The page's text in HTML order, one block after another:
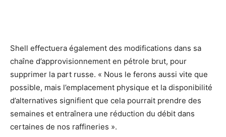
Shell effectuera également des modifications dans sa
chaîne d’approvisionnement en pétrole brut, pour
supprimer la part russe. « Nous le ferons aussi vite que
possible, mais l’emplacement physique et la disponibilité
d’alternatives signifient que cela pourrait prendre des
semaines et entraînera une réduction du débit dans
certaines de nos raffineries ».